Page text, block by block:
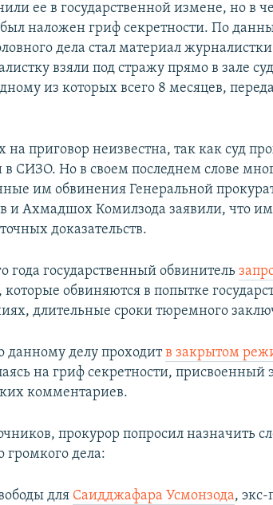
ее в государственной измене, но в
был наложен гриф секретности. По
дела стал материал
взяли под стражу прямо в зале
из которых всего 8 месяцев,
приговор неизвестна, так как суд
СИЗО. Но в своем последнем слове
им обвинения Генеральной
и Ахмадшох Комилзода заявили, что
доказательств.
года государственный обвинитель
обвиняются в попытке
длительные сроки тюремного
данному делу проходитв закрытом
на гриф секретности, присвоенный
комментариев.
прокурор попросил назначить
громкого дела:
для Саидджафара Усмонзода, экс-